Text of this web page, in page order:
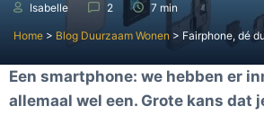
Isabelle 2 7 min
Home > Blog Duurzaam Wonen > Fairphone, dé
Een smartphone: we hebben er
allemaal wel een. Grote kans dat